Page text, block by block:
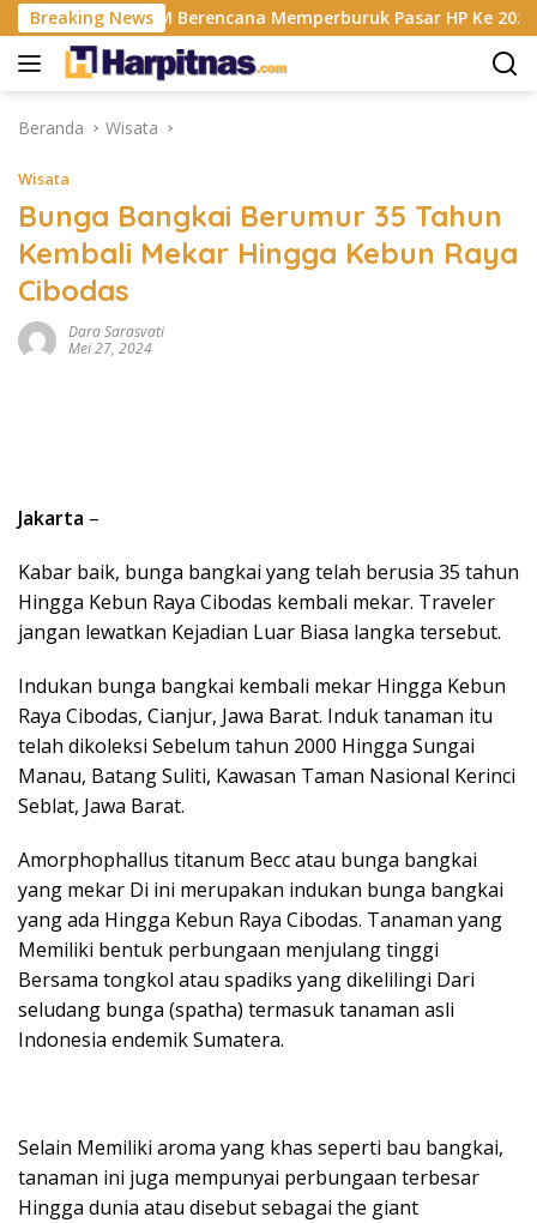
Langsung
ke
konten
Breaking News
Krisis RAM Berencana Memperburuk Pasar HP Ke 2027
Beranda Wisata
Wisata
Bunga Bangkai Berumur 35 Tahun
Kembali Mekar Hingga Kebun Raya
Cibodas
Dara Sarasvati
Mei 27, 2024
Jakarta –
Kabar baik, bunga bangkai yang telah berusia 35 tahun
Hingga Kebun Raya Cibodas kembali mekar. Traveler
jangan lewatkan Kejadian Luar Biasa langka tersebut.
Indukan bunga bangkai kembali mekar Hingga Kebun
Raya Cibodas, Cianjur, Jawa Barat. Induk tanaman itu
telah dikoleksi Sebelum tahun 2000 Hingga Sungai
Manau, Batang Suliti, Kawasan Taman Nasional Kerinci
Seblat, Jawa Barat.
Amorphophallus titanum Becc atau bunga bangkai
yang mekar Di ini merupakan indukan bunga bangkai
yang ada Hingga Kebun Raya Cibodas. Tanaman yang
Memiliki bentuk perbungaan menjulang tinggi
Bersama tongkol atau spadiks yang dikelilingi Dari
seludang bunga (spatha) termasuk tanaman asli
Indonesia endemik Sumatera.
Selain Memiliki aroma yang khas seperti bau bangkai,
tanaman ini juga mempunyai perbungaan terbesar
Hingga dunia atau disebut sebagai the giant